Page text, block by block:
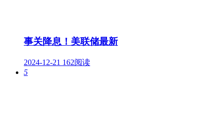
事关降息！美联储最新
2024-12-21 162阅读
5